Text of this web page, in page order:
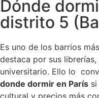
Dónde
distrito 5
Es uno de los barrios
destaca por sus
universitario. Ello lo
donde dormir en París
cultural y precios más